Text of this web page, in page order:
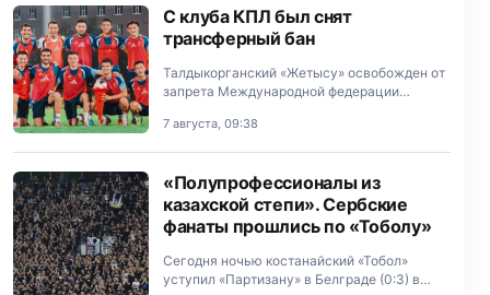
С клуба КПЛ был снят
трансферный бан
Талдыкорганский «Жетысу» освобожден от
запрета Международной федерации
футболистов.
7 августа, 09:38
«Полупрофессионалы из
казахской степи». Сербские
фанаты прошлись по «Тоболу»
Сегодня ночью костанайский «Тобол»
уступил «Партизану» в Белграде (0:3) в